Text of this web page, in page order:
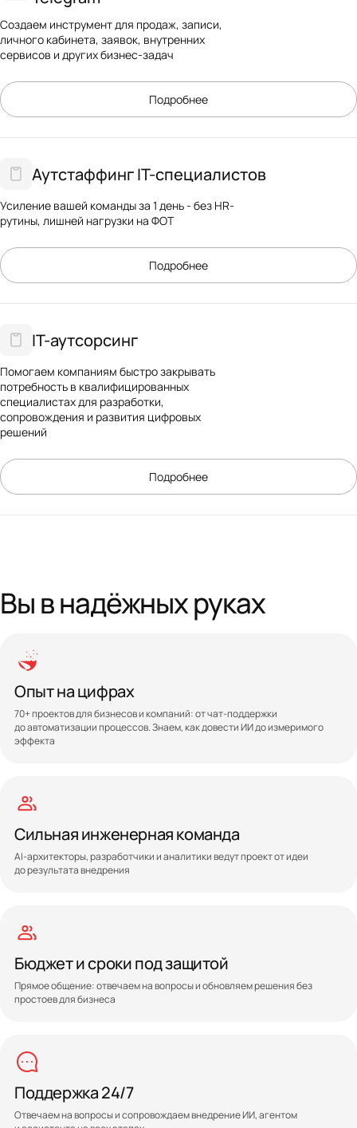
Создаем инструмент для продаж, записи,
личного кабинета, заявок, внутренних
сервисов и других бизнес-задач
Подробнее
Аутстаффинг IT-специалистов
Усиление вашей команды за 1 день - без HR-
рутины, лишней нагрузки на ФОТ
Подробнее
IT-аутсорсинг
Помогаем компаниям быстро закрывать
потребность в квалифицированных
специалистах для разработки,
сопровождения и развития цифровых
решений
Подробнее
Вы в надёжных руках
Опыт на цифрах
70+ проектов для бизнесов и компаний: от чат-поддержки
до автоматизации процессов. Знаем, как довести ИИ до измеримого
эффекта
Сильная инженерная команда
AI-архитекторы, разработчики и аналитики ведут проект от идеи
до результата внедрения
Бюджет и сроки под защитой
Прямое общение: отвечаем на вопросы и обновляем решения без
простоев для бизнеса
Поддержка 24/7
Отвечаем на вопросы и сопровождаем внедрение ИИ, агентом